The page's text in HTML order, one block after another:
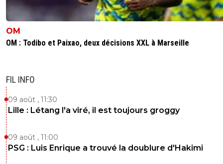
OM
OM : Todibo et Paixao, deux décisions XXL à Marseille
FIL INFO
09 août , 11:30
Lille : Létang l'a viré, il est toujours groggy
09 août , 11:00
PSG : Luis Enrique a trouvé la doublure d'Hakimi